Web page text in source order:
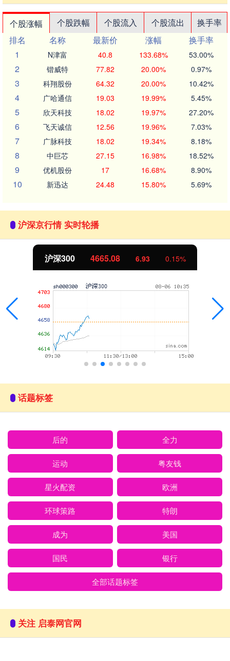
个股涨幅 个股跌幅 个股流入 个股流出
换手率
排名
名称 最新价 涨幅
换手率
1
N津富 40.8 133.68% 53.00%
2 锴威特 77.82 20.00% 0.97%
3 科翔股份 64.32 20.00% 10.42%
4 广哈通信 19.03 19.99% 5.45%
5 欣天科技 18.02 19.97% 27.20%
6 飞天诚信 12.56 19.96% 7.03%
7 广脉科技 18.02 19.34% 8.18%
8 中巨芯 27.15 16.98% 18.52%
9 优机股份 17 16.68% 8.90%
10 新迅达 24.48 15.80% 5.69%
沪深京行情 实时轮播
沪深300 4665.08 6.93 0.15%
话题标签
后的 全力
运动 粤友钱
星火配资 欧洲
环球策路 特朗
成为 美国
国民 银行
全部话题标签
关注 启泰网官网